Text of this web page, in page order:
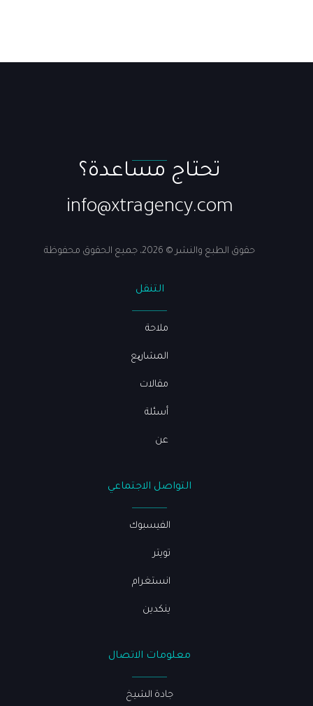
تحتاج مساعدة؟
info@xtragency.com
حقوق الطبع والنشر © 2026، جميع الحقوق محفوظة
التنقل
ملاحة
المشاریع
مقالات
أسئلة
عن
التواصل الاجتماعي
الفيسبوك
تويتر
انستغرام
ينكدين
معلومات الاتصال
جادة الشيخ